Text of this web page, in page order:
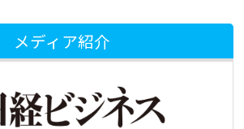
メディア紹介